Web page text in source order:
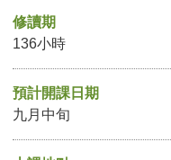
修讀期
136小時
預計開課日期
九月中旬